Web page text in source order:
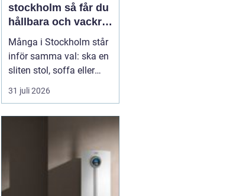
stockholm så får du
hållbara och vackra
möbler
Många i Stockholm står
inför samma val: ska en
sliten stol, soffa eller
fåtölj slängas, säljas
billigt eller renoveras?
möbelrenovering istället
för nyköp. Resultatet blir
ofta både mer personligt,
31 juli 2026